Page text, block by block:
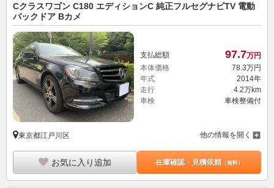
Cクラスワゴン C180 エディションC 純正フルセグナビTV 電動
バックドア Bカメ
支払総額 97.7万円
本体価格
78. 3万円
年式
2014年
走行
4.2万km
車検
車検整備付
東京都江戸川区 他の情報を開く
お気に入り追加 在庫確認・見積依頼（無料）